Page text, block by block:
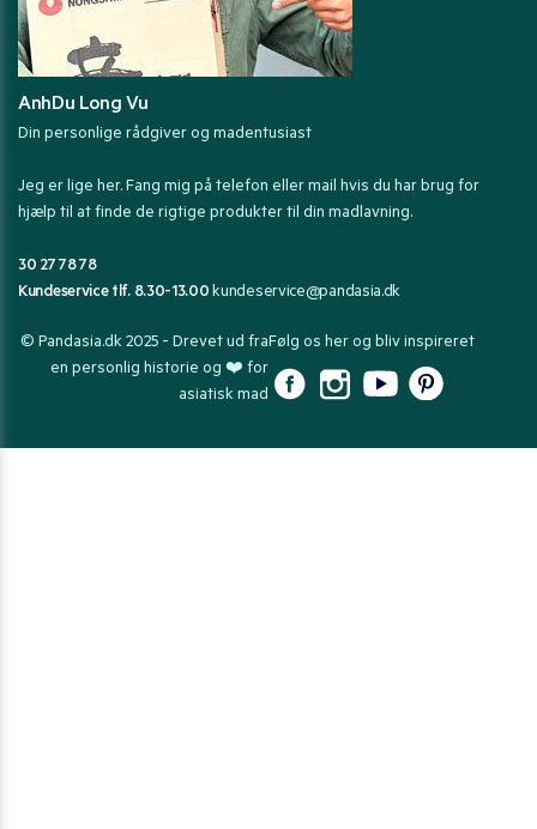
AnhDu Long Vu
Din personlige rådgiver og madentusiast
Jeg er lige her. Fang mig på telefon eller mail hvis du har brug for
hjælp til at finde de rigtige produkter til din madlavning.
30 27 78 78
Kundeservice tlf. 8.30-13.00kundeservice@pandasia.dk
© Pandasia.dk 2025 - Drevet ud fra
en personlig historie og ❤️ for
asiatisk mad
Følg os her og bliv inspireret